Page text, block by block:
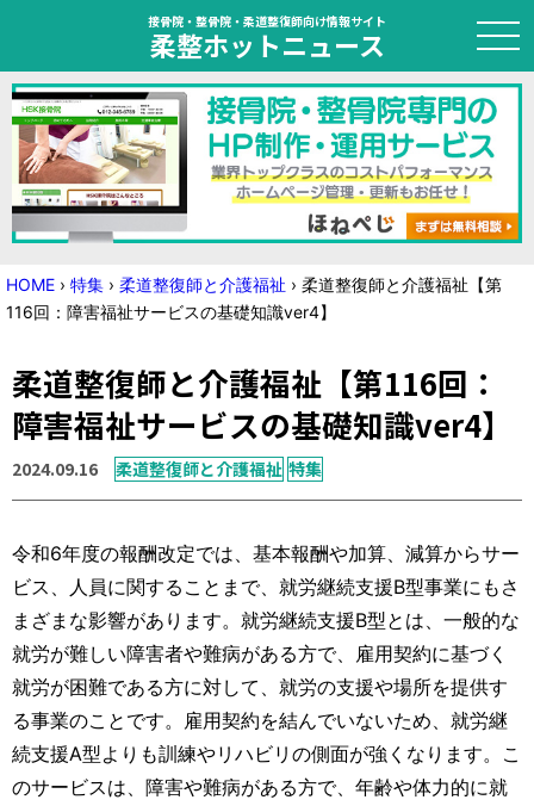
接骨院・整骨院・柔道整復師向け情報サイト
柔整ホットニュース
HOME
トピック
ニュース
国家試験対策
学会・セミナー情報
運営元 お問い合わせ
HOME › 特集 › 柔道整復師と介護福祉 › 柔道整復師と介護福祉【第
116回：障害福祉サービスの基礎知識ver4】
柔道整復師と介護福祉【第116回：
障害福祉サービスの基礎知識ver4】
2024.09.16 柔道整復師と介護福祉 特集
令和6年度の報酬改定では、基本報酬や加算、減算からサー
ビス、人員に関することまで、就労継続支援B型事業にもさ
まざまな影響があります。就労継続支援B型とは、一般的な
就労が難しい障害者や難病がある方で、雇用契約に基づく
就労が困難である方に対して、就労の支援や場所を提供す
る事業のことです。雇用契約を結んでいないため、就労継
続支援A型よりも訓練やリハビリの側面が強くなります。こ
のサービスは、障害や難病がある方で、年齢や体力的に就